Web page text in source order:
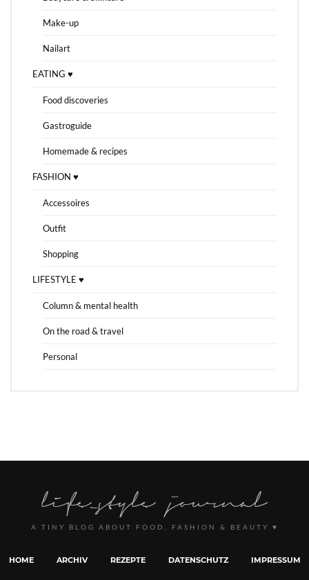
Make-up
Nailart
EATING ♥
Food discoveries
Gastroguide
Homemade & recipes
FASHION ♥
Accessoires
Outfit
Shopping
LIFESTYLE ♥
Column & mental health
On the road & travel
Personal
A TINY BLOG ABOUT FOOD, FASHION & BEAUTY ♥
HOME ARCHIV REZEPTE DATENSCHUTZ IMPRESSUM